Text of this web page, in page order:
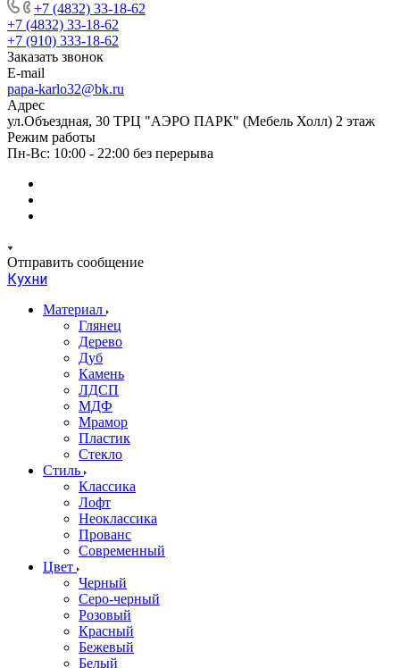
+7 (4832) 33-18-62
+7 (4832) 33-18-62
+7 (910) 333-18-62
Заказать звонок
E-mail
papa-karlo32@bk.ru
Адрес
ул.Объездная, 30 ТРЦ "АЭРО ПАРК" (Мебель Холл) 2 этаж
Режим работы
Пн-Вс: 10:00 - 22:00 без перерыва
Отправить сообщение
Кухни
Материал
Глянец
Дерево
Дуб
Камень
ЛДСП
МДФ
Мрамор
Пластик
Стекло
Стиль
Классика
Лофт
Неоклассика
Прованс
Современный
Цвет
Черный
Серо-черный
Розовый
Красный
Бежевый
Белый